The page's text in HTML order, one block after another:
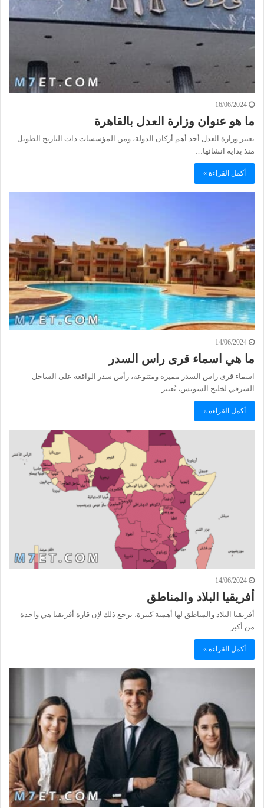
16/06/2024
ما هو عنوان وزارة العدل بالقاهرة
تعتبر وزارة العدل أحد أهم أركان الدولة، ومن المؤسسات ذات التاريخ الطويل
منذ بداية انشائها…
أكمل القراءة »
14/06/2024
ما هي اسماء قرى راس السدر
اسماء قرى راس السدر مميزة ومتنوعة، رأس سدر الواقعة على الساحل
الشرقي لخليج السويس، تُعتبر…
أكمل القراءة »
14/06/2024
أفريقيا البلاد والمناطق
أفريقيا البلاد والمناطق لها أهمية كبيرة، يرجع ذلك لإن قارة أفريقيا هي واحدة
من أكبر…
أكمل القراءة »